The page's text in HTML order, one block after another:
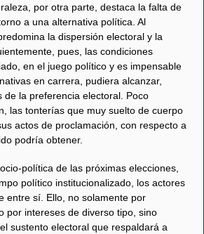
por otra parte, destaca la falta de
a una alternativa política. Al
la dispersión electoral y la
pues, las condiciones
en el juego político y es impensable
en carrera, pudiera alcanzar,
de la preferencia electoral. Poco
las tonterías que muy suelto de cuerpo
actos de proclamación, con respecto a
podría obtener.
política de las próximas elecciones,
político institucionalizado, los actores
entre sí. Ello, no solamente por
por intereses de diverso tipo, sino
sustento electoral que respaldará a